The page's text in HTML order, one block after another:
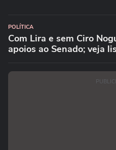
POLÍTICA
Com Lira e sem Ciro
apoios ao Senado; veja